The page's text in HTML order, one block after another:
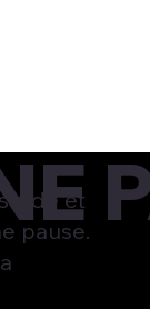
et
pause.